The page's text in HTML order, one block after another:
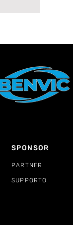
SPONSOR
PARTNER
SUPPORTO